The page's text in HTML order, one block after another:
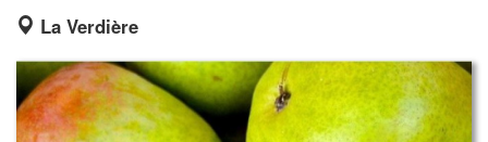
La Verdière